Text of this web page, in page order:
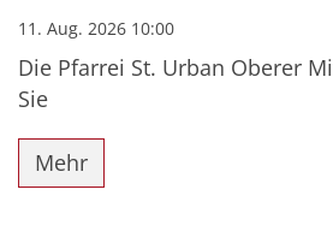
11. Aug. 2026 10:00
Die Pfarrei St. Urban Oberer
Sie
Mehr